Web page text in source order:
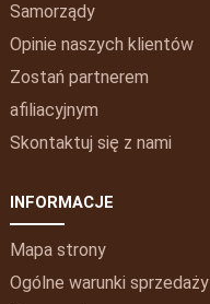
Samorządy
Opinie naszych klientów
Zostań partnerem
afiliacyjnym
Skontaktuj się z nami
INFORMACJE
Mapa strony
Ogólne warunki sprzedaży